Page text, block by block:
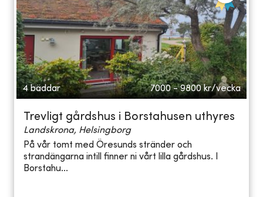
4 bäddar 7000 - 9800 kr/vecka
Trevligt gårdshus i Borstahusen uthyres
Landskrona, Helsingborg
På vår tomt med Öresunds stränder och
strandängarna intill finner ni vårt lilla gårdshus. I
Borstahu...